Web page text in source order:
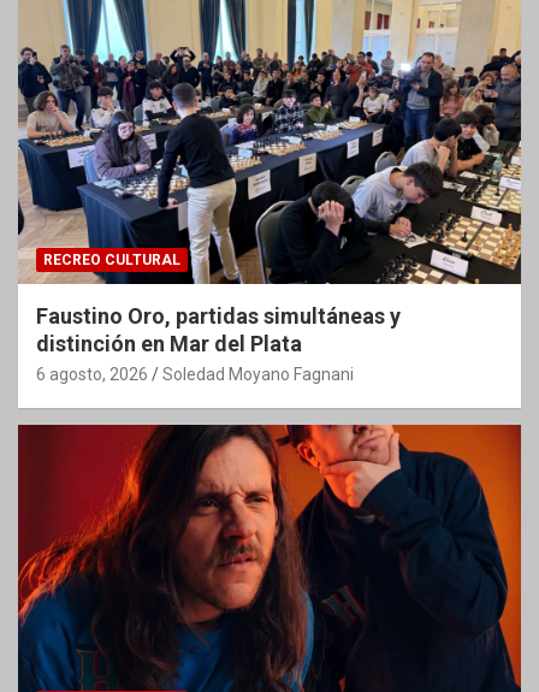
RECREO CULTURAL
Faustino Oro, partidas simultáneas y
distinción en Mar del Plata
6 agosto, 2026 Soledad Moyano Fagnani